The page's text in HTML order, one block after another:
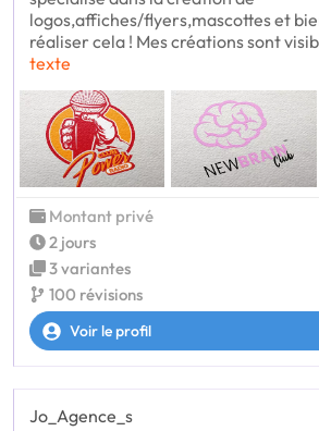
logos,affiches/flyers,mascottes et
réaliser cela ! Mes créations sont
texte
Montant privé
2 jours
3 variantes
100 révisions
Voir le profil
Jo_Agence_s